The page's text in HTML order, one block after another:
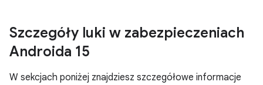
Szczegóły luki w zabezpieczeniach
Androida 15
W sekcjach poniżej znajdziesz szczegółowe informacje